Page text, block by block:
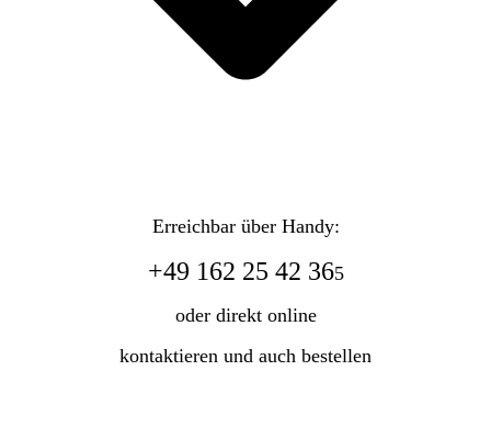
Erreichbar über Handy:
+49 162 25 42 365
oder direkt online
kontaktieren und auch bestellen